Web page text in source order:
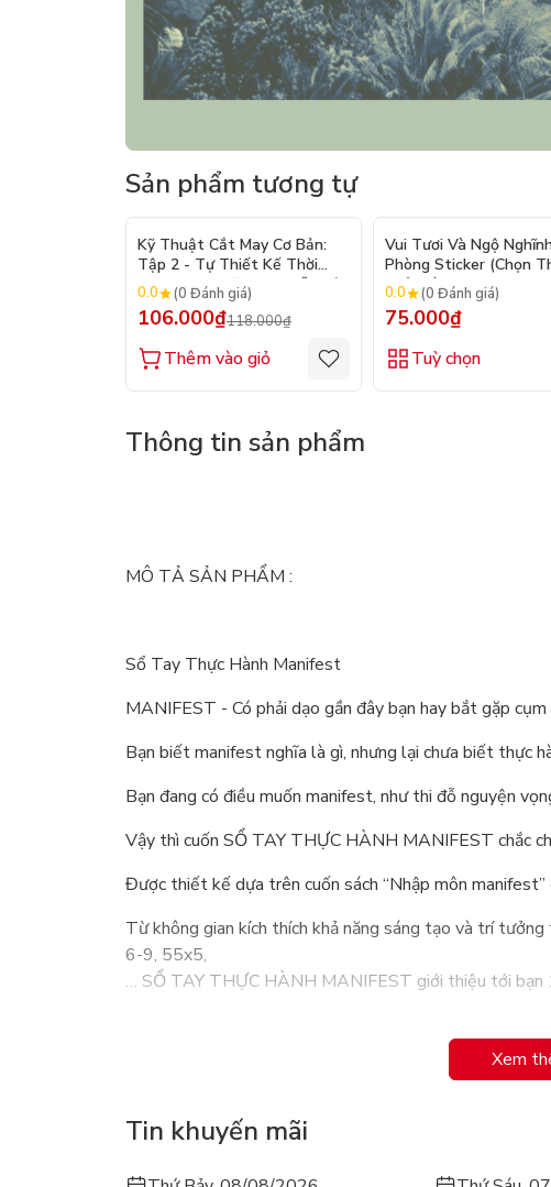
Sản phẩm tương tự
- 10%
Kỹ Thuật Cắt May Cơ Bản:
Tập 2 - Tự Thiết Kế Thời
Trang Nam Nữ - Tạo Mẫu Rập
- Kỹ Thuật Nhảy Size
0.0 (0 Đánh giá)
106.000₫118.000₫
Thêm vào giỏ
Vui Tươi Và Ngộ
Phòng Sticker (Chọn
Chủ Đề) - Hơn 250
0.0 (0 Đánh giá)
75.000₫
Tuỳ chọn
Thông tin sản phẩm
MÔ TẢ SẢN PHẨM :
Sổ Tay Thực Hành Manifest
MANIFEST - Có phải dạo gần đây bạn hay bắt gặp
Bạn biết manifest nghĩa là gì, nhưng lại chưa biết thực
Bạn đang có điều muốn manifest, như thi đỗ nguyện
Vậy thì cuốn SỔ TAY THỰC HÀNH MANIFEST chắc
Được thiết kế dựa trên cuốn sách “Nhập môn
Từ không gian kích thích khả năng sáng tạo và trí
6-9, 55x5,
… SỔ TAY THỰC HÀNH MANIFEST giới thiệu tới bạn
Hãy bắt đầu hành trình manifest đầy cảm hứng của
Xem
Tin khuyến mãi